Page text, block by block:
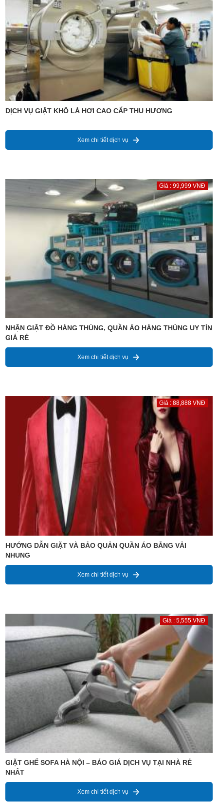
DỊCH VỤ GIẶT KHÔ LÀ HƠI CAO CẤP THU HƯƠNG
Xem chi tiết dịch vụ
Giá : 99,999 VNĐ
NHẬN GIẶT ĐỒ HÀNG THÙNG, QUẦN ÁO HÀNG THÙNG UY TÍN
GIÁ RẺ
Xem chi tiết dịch vụ
Giá : 88,888 VNĐ
HƯỚNG DẪN GIẶT VÀ BẢO QUẢN QUẦN ÁO BẰNG VẢI
NHUNG
Xem chi tiết dịch vụ
Giá : 5,555 VNĐ
GIẶT GHẾ SOFA HÀ NỘI – BÁO GIÁ DỊCH VỤ TẠI NHÀ RẺ
NHẤT
Xem chi tiết dịch vụ